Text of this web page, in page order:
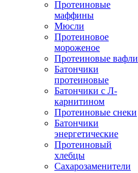
Протеиновые
маффины
Мюсли
Протеиновое
мороженое
Протеиновые вафли
Батончики
протеиновые
Батончики с Л-
карнитином
Протеиновые снеки
Батончики
энергетические
Протеиновый
хлебцы
Сахарозаменители